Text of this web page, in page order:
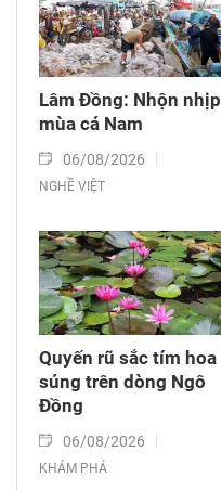
Lâm Đồng: Nhộn nhịp
mùa cá Nam
06/08/2026
NGHỀ VIỆT
Quyến rũ sắc tím hoa
súng trên dòng Ngô
Đồng
06/08/2026
KHÁM PHÁ